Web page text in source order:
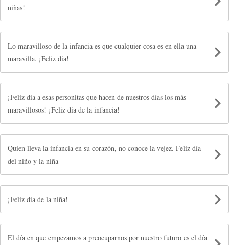
niñas!
Lo maravilloso de la infancia es que cualquier cosa es en ella una
maravilla. ¡Feliz día!
¡Feliz día a esas personitas que hacen de nuestros días los más
maravillosos! ¡Feliz día de la infancia!
Quien lleva la infancia en su corazón, no conoce la vejez. Feliz día
del niño y la niña
¡Feliz día de la niña!
El día en que empezamos a preocuparnos por nuestro futuro es el día